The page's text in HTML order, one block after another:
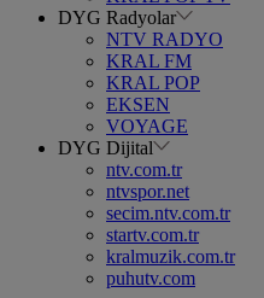
DYG Radyolar
NTV RADYO
KRAL FM
KRAL POP
EKSEN
VOYAGE
DYG Dijital
ntv.com.tr
ntvspor.net
secim.ntv.com.tr
startv.com.tr
kralmuzik.com.tr
puhutv.com